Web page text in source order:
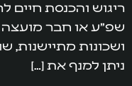
ריגוש והכנסת חיים
שפ"ע או חבר מועצה
ושכונות
ניתן למנף את […]